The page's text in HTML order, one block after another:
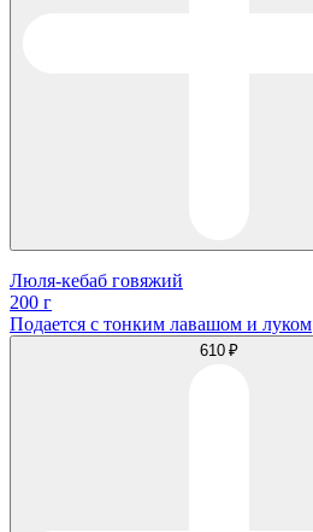
Люля-кебаб говяжий
200 г
Подается с тонким лавашом и луком
610 ₽